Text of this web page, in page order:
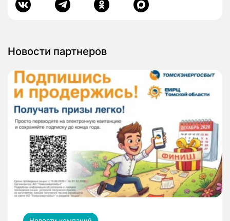
Новости партнеров